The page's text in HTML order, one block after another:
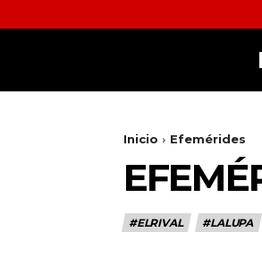
Inicio Efemérides
#ELRIVAL #LALUPA